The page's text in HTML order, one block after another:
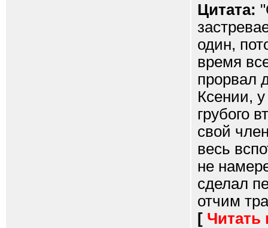
Цитата:
один,
время
прорвал
Ксении,
грубого
свой
весь
не
сделал
отчим
[ Читать